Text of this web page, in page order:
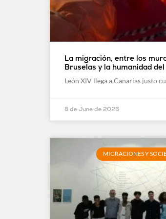
La migración, entre los
Bruselas y la humanidad
León XIV llega a Canarias justo
8 de June de 2026
MIGRACIONES Y